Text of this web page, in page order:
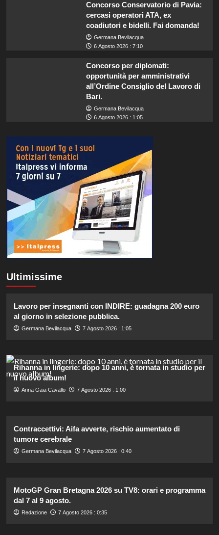
Concorso Conservatorio di Pavia:
cercasi operatori ATA, ex
coadiutori e bidelli. Fai domanda!
Germana Bevilacqua
6 Agosto 2026 : 7:10
Concorso per diplomati:
opportunità per amministrativi
all’Ordine Consiglio del Lavoro di
Bari.
Germana Bevilacqua
6 Agosto 2026 : 1:05
Ultimissime
Lavoro per insegnanti con INDIRE: guadagna 200 euro
al giorno in selezione pubblica.
Germana Bevilacqua 7 Agosto 2026 : 1:05
Rihanna in lingerie: dopo 10 anni, è tornata in studio per
il nuovo album!
Anna Gaia Cavallo 7 Agosto 2026 : 1:00
Contraccettivi: Aifa avverte, rischio aumentato di
tumore cerebrale
Germana Bevilacqua 7 Agosto 2026 : 0:40
MotoGP Gran Bretagna 2026 su TV8: orari e programma
dal 7 al 9 agosto.
Redazione 7 Agosto 2026 : 0:35